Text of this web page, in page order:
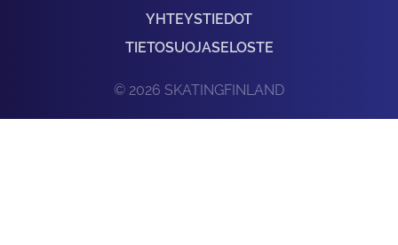
YHTEYSTIEDOT
TIETOSUOJASELOSTE
© 2026 SKATINGFINLAND